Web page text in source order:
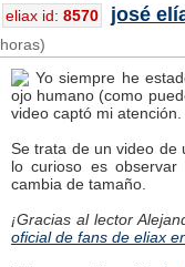
eliax id: 8570 josé
horas)
Yo siempre he
ojo humano (como
video captó mi atención.
Se trata de un video de
lo curioso es
cambia de tamaño.
¡Gracias al lector
oficial de fans de eliax